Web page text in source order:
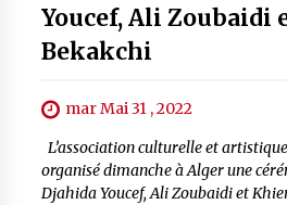
Youcef, Ali Zoubaidi
Bekakchi
mar Mai 31 , 2022
L’association culturelle et
organisé dimanche à Alger une
Djahida Youcef, Ali Zoubaidi et